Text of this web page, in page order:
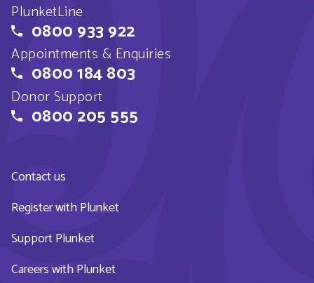
PlunketLine
0800 933 922
Appointments & Enquiries
0800 184 803
Donor Support
0800 205 555
Contact us
Register with Plunket
Support Plunket
Careers with Plunket